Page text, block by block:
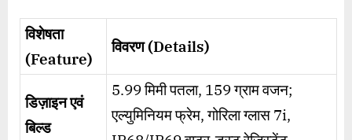
विशेषता
(Feature)
विवरण (Details)
डिज़ाइन एवं
बिल्ड
5.99 मिमी पतला, 159 ग्राम वजन;
एल्युमिनियम फ्रेम, गोरिला ग्लास 7i,